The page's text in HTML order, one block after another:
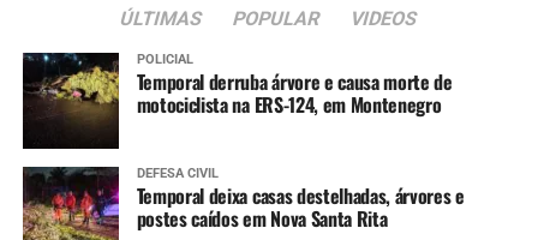
ÚLTIMAS POPULAR VIDEOS
POLICIAL
Temporal derruba árvore e causa morte de
motociclista na ERS-124, em Montenegro
DEFESA CIVIL
Temporal deixa casas destelhadas, árvores e
postes caídos em Nova Santa Rita